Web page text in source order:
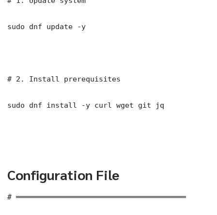
sudo dnf update -y
# 2. Install prerequisites
sudo dnf install -y curl wget git jq
Configuration File
# ═══════════════════════════════════════